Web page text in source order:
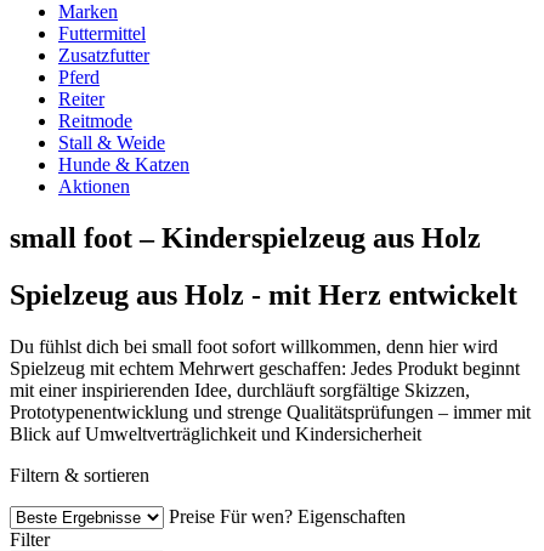
Marken
Futtermittel
Zusatzfutter
Pferd
Reiter
Reitmode
Stall & Weide
Hunde & Katzen
Aktionen
small foot – Kinderspielzeug aus Holz
Spielzeug aus Holz - mit Herz entwickelt
Du fühlst dich bei small foot sofort willkommen, denn hier wird
Spielzeug mit echtem Mehrwert geschaffen: Jedes Produkt beginnt
mit einer inspirierenden Idee, durchläuft sorgfältige Skizzen,
Prototypenentwicklung und strenge Qualitätsprüfungen – immer mit
Blick auf Umweltverträglichkeit und Kindersicherheit
Filtern & sortieren
Preise Für wen? Eigenschaften
Filter